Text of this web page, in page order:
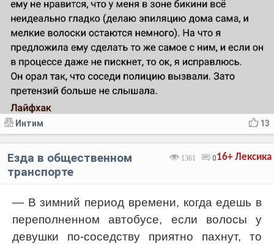
13
Интим
Лексика
16+
1361 0
Езда в общественном
транспорте
— В зимний период времени, когда едешь в
переполненном автобусе, если волосы у
девушки по-соседству приятно пахнут, то